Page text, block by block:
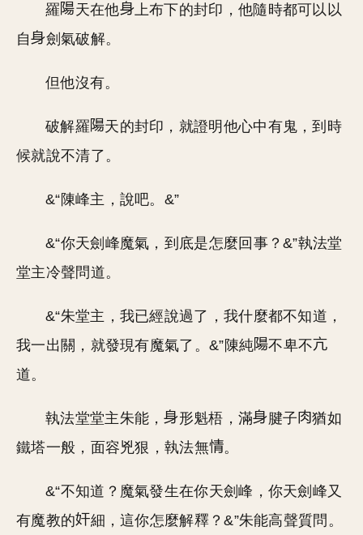
羅 天在他
上布下的封印，他隨時都可以以
自
劍氣破解。
但他沒有。
破解羅
天的封印，就證明他心中有鬼，到時
候就說不清了。
&“陳峰主，說吧。&”
&“你天劍峰魔氣，到底是怎麼回事？&”執法堂
堂主冷聲問道。
&“朱堂主，我已經說過了，我什麼都不知道，
我一出關，就發現有魔氣了。&”陳純
不卑不
道。
執法堂堂主朱能， 形魁梧，滿 腱子
猶如
鐵塔一般，面容兇狠，執法無
。
&“不知道？魔氣發生在你天劍峰，你天劍峰又
有魔教的
細，這你怎麼解釋？&”朱能高聲質問。